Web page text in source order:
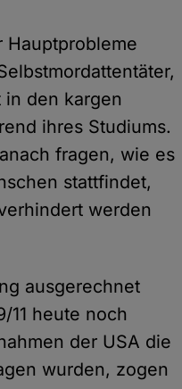
Hauptprobleme
in den kargen
ihres Studiums.
fragen, wie es
stattfindet,
werden
ausgerechnet
11 heute noch
der USA die
wurden, zogen